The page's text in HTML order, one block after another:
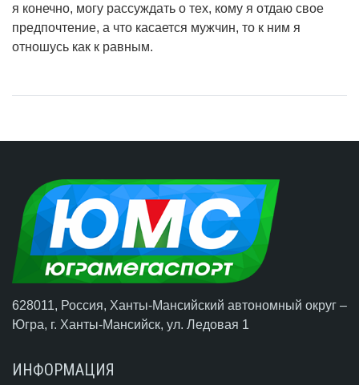
я конечно, могу рассуждать о тех, кому я отдаю свое
предпочтение, а что касается мужчин, то к ним я
отношусь как к равным.
628011, Россия, Ханты-Мансийский автономный округ –
Югра, г. Ханты-Мансийск, ул. Ледовая 1
ИНФОРМАЦИЯ